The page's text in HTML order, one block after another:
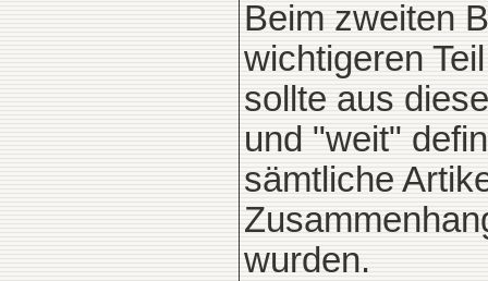
Beim zweiten
wichtigeren
sollte aus
und "weit"
sämtliche
wurden.